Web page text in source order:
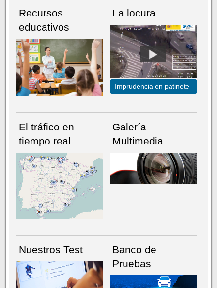
NÚMERO ACTUALHEMEROTECA
Recursos
educativos
La locura
Imprudencia en patinete
El tráfico en
tiempo real
Galería
Multimedia
Nuestros Test
Banco de
Pruebas